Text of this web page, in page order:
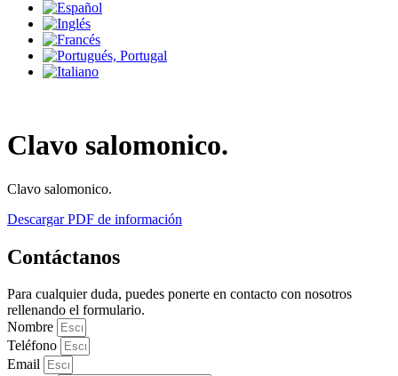
Clavo salomonico.
Clavo salomonico.
Descargar PDF de información
Contáctanos
Para cualquier duda, puedes ponerte en contacto con nosotros
rellenando el formulario.
Nombre
Teléfono
Email